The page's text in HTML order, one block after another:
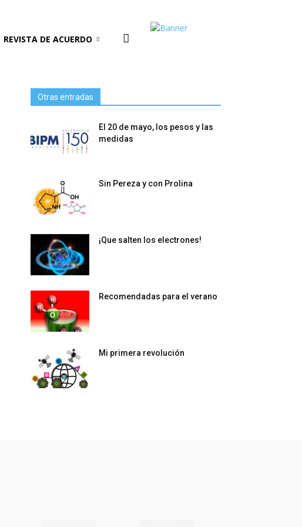
REVISTA DE ACUERDO
Otras entradas
El 20 de mayo, los pesos y las
medidas
Sin Pereza y con Prolina
¡Que salten los electrones!
Recomendadas para el verano
Mi primera revolución